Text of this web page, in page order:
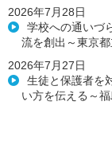
2026年7月28日
学校への通いづ
流を創出～東京
2026年7月27日
生徒と保護者を
い方を伝える～